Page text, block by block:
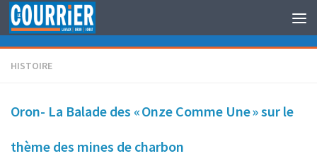
Au dessous du contenu
HISTOIRE
Oron- La Balade des « Onze Comme Une » sur le
thème des mines de charbon